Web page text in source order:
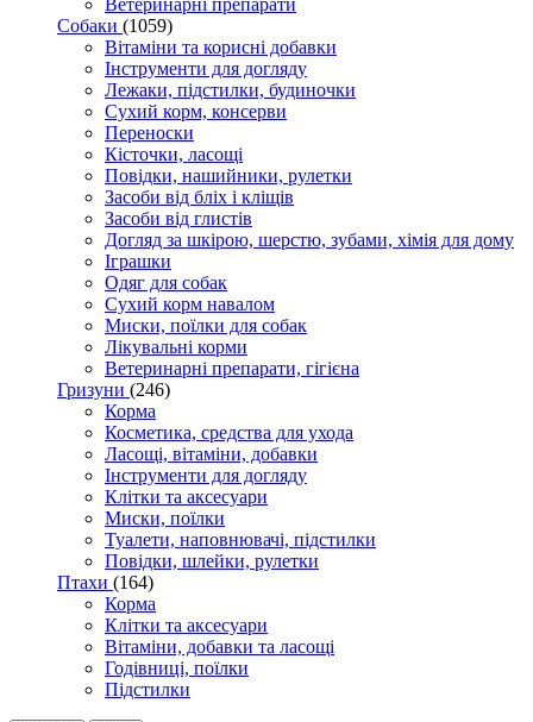
Ветеринарні препарати
Собаки (1059)
Вітаміни та корисні добавки
Інструменти для догляду
Лежаки, підстилки, будиночки
Сухий корм, консерви
Переноски
Кісточки, ласощі
Повідки, нашийники, рулетки
Засоби від бліх і кліщів
Засоби від глистів
Догляд за шкірою, шерстю, зубами, хімія для дому
Іграшки
Одяг для собак
Сухий корм навалом
Миски, поїлки для собак
Лікувальні корми
Ветеринарні препарати, гігієна
Гризуни (246)
Корма
Косметика, средства для ухода
Ласощі, вітаміни, добавки
Інструменти для догляду
Клітки та аксесуари
Миски, поїлки
Туалети, наповнювачі, підстилки
Повідки, шлейки, рулетки
Птахи (164)
Корма
Клітки та аксесуари
Вітаміни, добавки та ласощі
Годівниці, поїлки
Підстилки